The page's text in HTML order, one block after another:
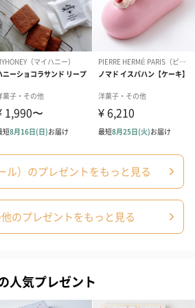
ル）のプレゼントをもっと見る
のプレゼントをもっと見る
人気プレゼント